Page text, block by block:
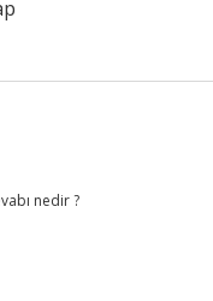
nedir ?